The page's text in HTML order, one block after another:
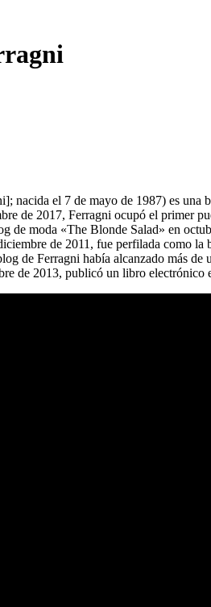
nacida el 7 de mayo de 1987) es
de 2017, Ferragni ocupó el primer
de moda «The Blonde Salad» en
de 2011, fue perfilada como
de Ferragni había alcanzado más
de 2013, publicó un libro